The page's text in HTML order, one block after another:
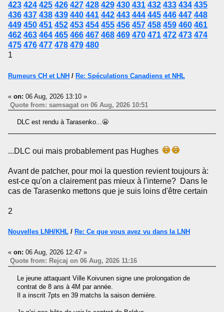
423 424 425 426 427 428 429 430 431 432 433 434 435
436 437 438 439 440 441 442 443 444 445 446 447 448
449 450 451 452 453 454 455 456 457 458 459 460 461
462 463 464 465 466 467 468 469 470 471 472 473 474
475 476 477 478 479 480
1
Rumeurs CH et LNH / Re: Spéculations Canadiens et NHL
« on: 06 Aug, 2026 13:10 »
Quote from: samsagat on 06 Aug, 2026 10:51
DLC est rendu à Tarasenko...😬
...DLC oui mais probablement pas Hughes
Avant de patcher, pour moi la question revient toujours à:
est-ce qu'on a clairement pas mieux à l'interne? Dans le
cas de Tarasenko mettons que je suis loins d'être certain
2
Nouvelles LNH/KHL / Re: Ce que vous avez vu dans la LNH
« on: 06 Aug, 2026 12:47 »
Quote from: Rejcaj on 06 Aug, 2026 11:16
Le jeune attaquant Ville Koivunen signe une prolongation de
contrat de 8 ans à 4M par année.
Il a inscrit 7pts en 39 matchs la saison dernière.